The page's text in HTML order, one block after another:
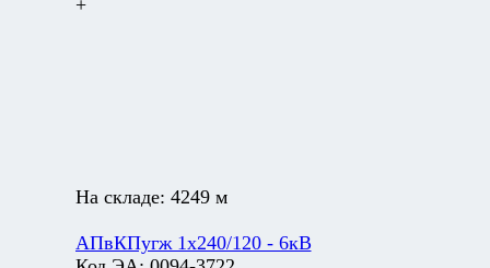
+
На складе: 4249 м
АПвКПугж 1х240/120 - 6кВ